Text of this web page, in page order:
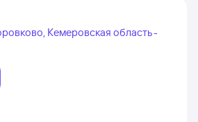
Кемеровская область -